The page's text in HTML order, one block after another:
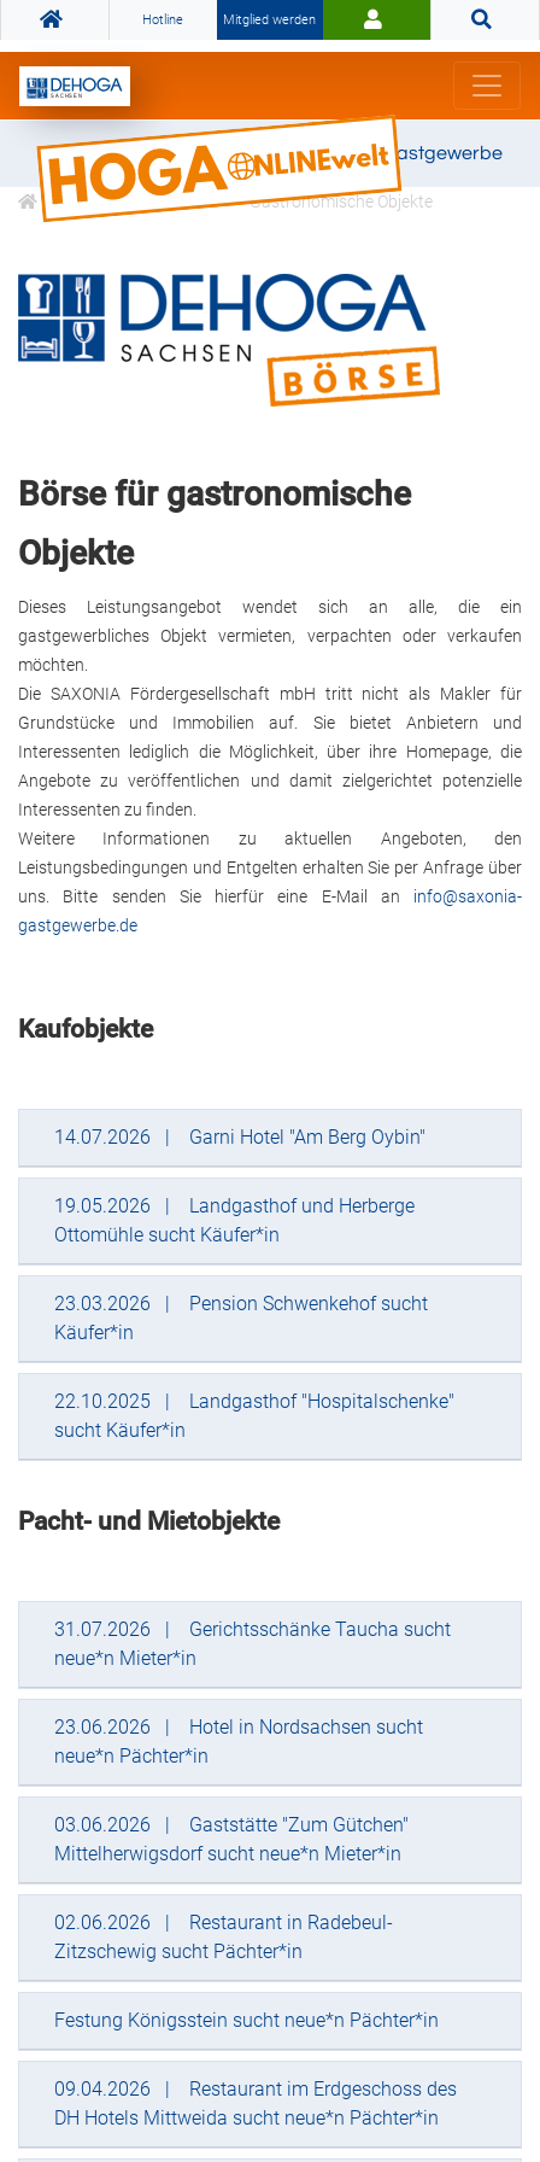
Hotline Mitglied werden
Gemeinsam stark für das Gastgewerbe
Profitieren Börse Gastronomische Objekte
Börse für gastronomische
Objekte
Dieses Leistungsangebot wendet sich an alle, die ein
gastgewerbliches Objekt vermieten, verpachten oder verkaufen
möchten.
Die SAXONIA Fördergesellschaft mbH tritt nicht als Makler für
Grundstücke und Immobilien auf. Sie bietet Anbietern und
Interessenten lediglich die Möglichkeit, über ihre Homepage, die
Angebote zu veröffentlichen und damit zielgerichtet potenzielle
Interessenten zu finden.
Weitere Informationen zu aktuellen Angeboten, den
Leistungsbedingungen und Entgelten erhalten Sie per Anfrage über
uns. Bitte senden Sie hierfür eine E-Mail an info​@​saxonia-
gastgewerbe.de
Kaufobjekte
14.07.2026 Garni Hotel "Am Berg Oybin"
19.05.2026
Landgasthof und Herberge
Ottomühle sucht Käufer*in
23.03.2026
Pension Schwenkehof sucht
Käufer*in
22.10.2025
Landgasthof "Hospitalschenke"
sucht Käufer*in
Pacht- und Mietobjekte
31.07.2026
Gerichtsschänke Taucha sucht
neue*n Mieter*in
23.06.2026
Hotel in Nordsachsen sucht
neue*n Pächter*in
03.06.2026
Gaststätte "Zum Gütchen"
Mittelherwigsdorf sucht neue*n Mieter*in
02.06.2026
Restaurant in Radebeul-
Zitzschewig sucht Pächter*in
Festung Königsstein sucht neue*n Pächter*in
09.04.2026
Restaurant im Erdgeschoss des
DH Hotels Mittweida sucht neue*n Pächter*in